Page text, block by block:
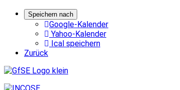
Speichern nach
Google-Kalender
Yahoo-Kalender
Ical speichern
Zurück